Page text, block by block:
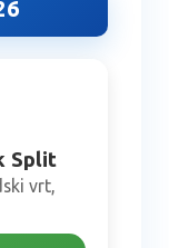
Split
vrt,